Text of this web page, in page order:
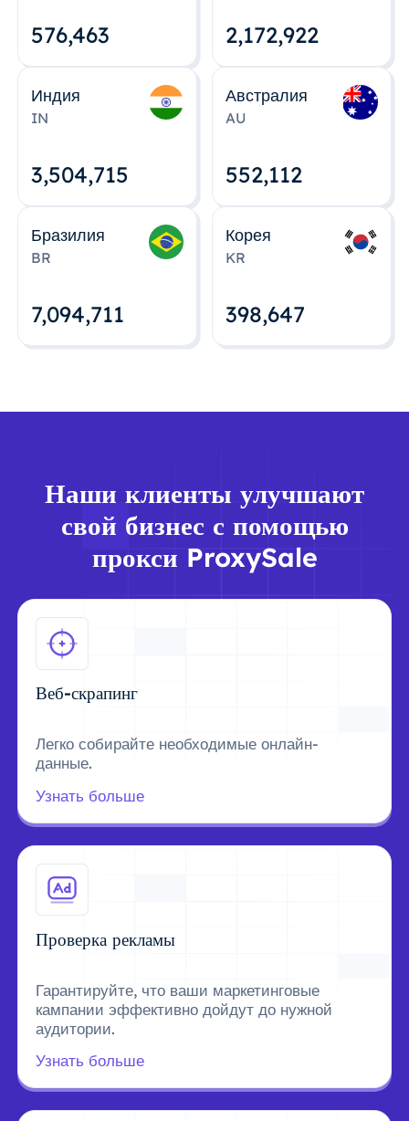
576,463 2,172,922
Индия
IN
3,504,715
Австралия
AU
552,112
Бразилия
BR
7,094,712
Корея
KR
398,648
Наши клиенты улучшают
свой бизнес с помощью
прокси ProxySale
Веб-скрапинг
Легко собирайте необходимые онлайн-
данные.
Узнать больше
Проверка рекламы
Гарантируйте, что ваши маркетинговые
кампании эффективно дойдут до нужной
аудитории.
Узнать больше